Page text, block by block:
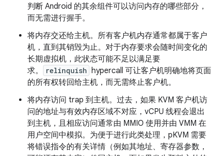
判断 Android 的其余组件可以访问内存的哪些部分，
而无需进行握手。
将内存交还给主机。所有客户机内存通常都属于客户
机，直到其销毁为止。对于内存要求会随时间变化的
长期虚拟机，此状态可能不足以满足要
求。
relinquish
hypercall 可让客户机明确地将页面
的所有权转回给主机，而无需终止客户机。
将内存访问 trap 到主机。过去，如果 KVM 客户机访
问的地址与有效内存区域不对应，vCPU 线程会退出
到主机，且相应访问通常由 MMIO 使用并由 VMM 在
用户空间中模拟。为便于进行此类处理，pKVM 需要
将错误指令的有关详情（例如其地址、寄存器参数，